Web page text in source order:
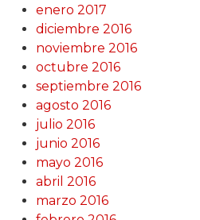
enero 2017
diciembre 2016
noviembre 2016
octubre 2016
septiembre 2016
agosto 2016
julio 2016
junio 2016
mayo 2016
abril 2016
marzo 2016